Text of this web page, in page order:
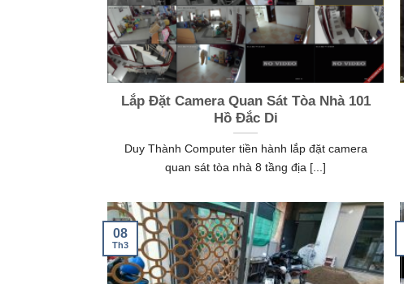
Lắp Đặt Camera Quan Sát Tòa Nhà 101
Hồ Đắc Di
Duy Thành Computer tiền hành lắp đặt camera
quan sát tòa nhà 8 tầng địa [...]
08
Th3